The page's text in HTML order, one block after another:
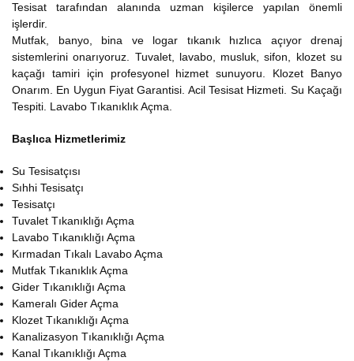
Tesisat tarafından alanında uzman kişilerce yapılan önemli
işlerdir.
Mutfak, banyo, bina ve logar tıkanık hızlıca açıyor drenaj
sistemlerini onarıyoruz. Tuvalet, lavabo, musluk, sifon, klozet su
kaçağı tamiri için profesyonel hizmet sunuyoru. Klozet Banyo
Onarım. En Uygun Fiyat Garantisi. Acil Tesisat Hizmeti. Su Kaçağı
Tespiti. Lavabo Tıkanıklık Açma.
Başlıca Hizmetlerimiz
Su Tesisatçısı
Sıhhi Tesisatçı
Tesisatçı
Tuvalet Tıkanıklığı Açma
Lavabo Tıkanıklığı Açma
Kırmadan Tıkalı Lavabo Açma
Mutfak Tıkanıklık Açma
Gider Tıkanıklığı Açma
Kameralı Gider Açma
Klozet Tıkanıklığı Açma
Kanalizasyon Tıkanıklığı Açma
Kanal Tıkanıklığı Açma